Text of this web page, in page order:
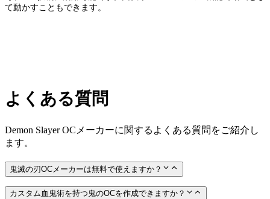
て動かすこともできます。
よくある質問
Demon Slayer OCメーカーに関するよくある質問をご紹介し
ます。
鬼滅の刃OCメーカーは無料で使えますか？
カスタム血鬼術を持つ鬼のOCを作成できますか？